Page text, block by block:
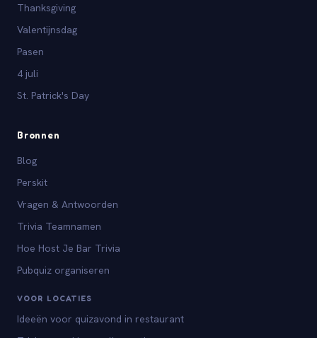
Thanksgiving
Valentijnsdag
Pasen
4 juli
St. Patrick's Day
Bronnen
Blog
Perskit
Vragen & Antwoorden
Trivia Teamnamen
Hoe Host Je Bar Trivia
Pubquiz organiseren
VOOR LOCATIES
Ideeën voor quizavond in restaurant